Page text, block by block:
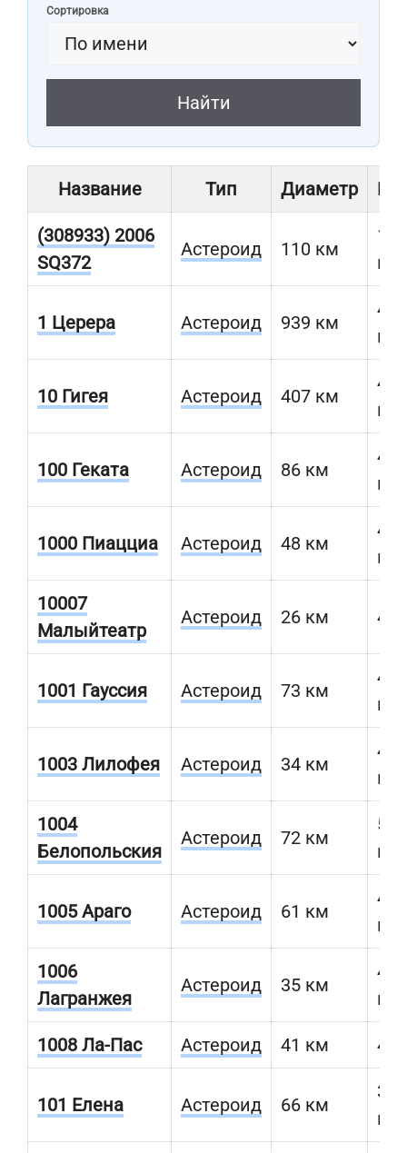
Сортировка
Найти
Название Тип Диаметр
(308933) 2006
SQ372
Астероид 110 км
1 Церера Астероид 939 км
км
10 Гигея Астероид 407 км
км
100 Геката Астероид 86 км
км
1000 Пиацциа Астероид 48 км
км
10007
Малыйтеатр
Астероид 26 км
1001 Гауссия Астероид 73 км
км
1003 Лилофея Астероид 34 км
км
1004
Белопольския
Астероид 72 км
км
1005 Араго Астероид 61 км
км
1006
Лагранжея
Астероид 35 км
км
1008 Ла-Пас Астероид 41 км
101 Елена Астероид 66 км
км